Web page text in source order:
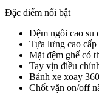
Đặc điểm nổi bật
Đệm ngồi cao su
Tựa lưng cao
Mặt đệm ghế có
Tay vịn điều
Bánh xe xoay
Chốt vặn on/off